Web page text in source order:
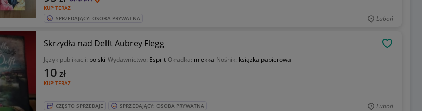
KUP TERAZ
SPRZEDAJĄCY: OSOBA PRYWATNA Luboń
Skrzydła nad Delft Aubrey Flegg
Język publikacji: polski Wydawnictwo: Esprit Okładka: miękka Nośnik: książka papierowa
KUP TERAZ
10 zł
CZĘSTO SPRZEDAJE SPRZEDAJĄCY: OSOBA PRYWATNA Luboń